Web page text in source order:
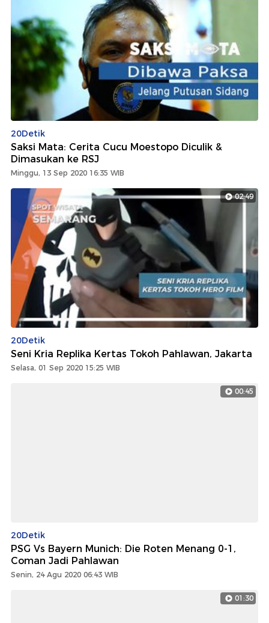
20Detik
Saksi Mata: Cerita Cucu Moestopo Diculik &
Dimasukan ke RSJ
Minggu, 13 Sep 2020 16:35 WIB
02:49
20Detik
Seni Kria Replika Kertas Tokoh Pahlawan, Jakarta
Selasa, 01 Sep 2020 15:25 WIB
00:45
20Detik
PSG Vs Bayern Munich: Die Roten Menang 0-1,
Coman Jadi Pahlawan
Senin, 24 Agu 2020 06:43 WIB
01:30